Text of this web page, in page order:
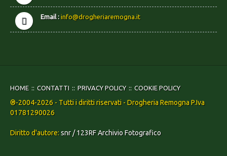
Email :info@drogheriaremogna.it
HOME CONTATTI PRIVACY POLICY COOKIE POLICY
®-2004-2026 - Tutti i diritti riservati - Drogheria Remogna P.Iva
01781290026
Diritto d'autore:snr / 123RF Archivio Fotografico